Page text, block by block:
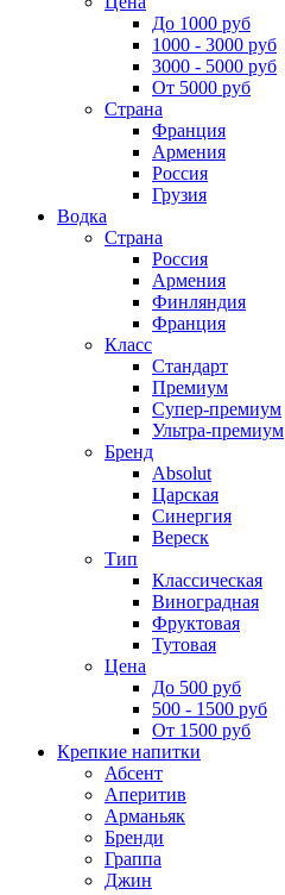
До 1000 руб
1000 - 3000 руб
3000 - 5000 руб
От 5000 руб
Страна
Франция
Армения
Россия
Грузия
Водка
Страна
Россия
Армения
Финляндия
Франция
Класс
Стандарт
Премиум
Супер-премиум
Ультра-премиум
Бренд
Absolut
Царская
Синергия
Вереск
Тип
Классическая
Виноградная
Фруктовая
Тутовая
Цена
До 500 руб
500 - 1500 руб
От 1500 руб
Крепкие напитки
Абсент
Аперитив
Арманьяк
Бренди
Граппа
Джин